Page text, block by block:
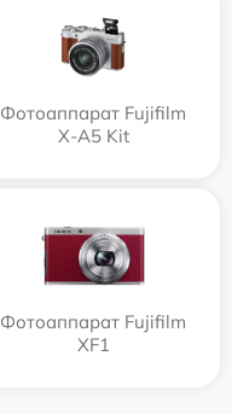
Фотоаппарат Fujifilm
X-A5 Kit
Фотоаппарат Fujifilm
XF1